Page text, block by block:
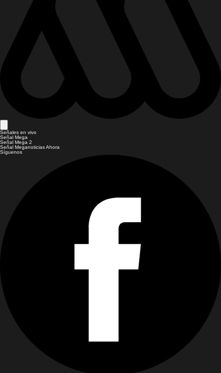
Señales en vivo
Señal Mega
Señal Mega 2
Señal Meganoticias Ahora
Síguenos